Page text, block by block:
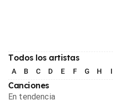
Todos los artistas
A B C D E F G H I
Canciones
En tendencia